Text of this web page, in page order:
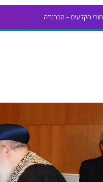
הקלעים – הברנז'ה